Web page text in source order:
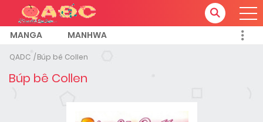
MANGA MANHWA
QADC Búp bê Collen
Búp bê Collen